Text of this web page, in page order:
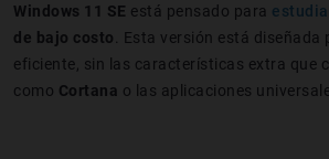
Windows 11 SE está pensado para
de bajo costo . Esta versión está diseñada
eficiente, sin las características extra que
como Cortana o las aplicaciones